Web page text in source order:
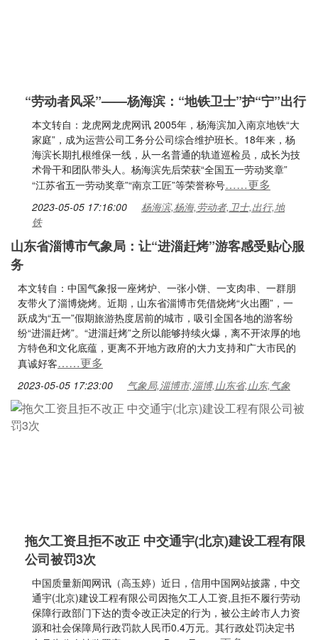
“劳动者风采”——杨海滨：“地铁卫士”护“宁”出行
本文转自：龙虎网龙虎网讯 2005年，杨海滨加入南京地铁“大
家庭”，成为运营公司工务分公司综合维护班长。18年来，杨
海滨长期扎根维保一线，从一名普通的轨道巡检员，成长为技
术骨干和团队带头人。杨海滨先后荣获“全国五一劳动奖章”
“江苏省五一劳动奖章”“南京工匠”等荣誉称号……更多
2023-05-05 17:16:00
杨海滨,杨海,劳动者,卫士,出行,地
铁
山东省淄博市气象局：让“进淄赶烤”游客感受贴心服
务
本文转自：中国气象报一座烤炉、一张小饼、一支肉串、一群朋
友带火了淄博烧烤。近期，山东省淄博市凭借烧烤“火出圈”，一
跃成为“五一”假期旅游热度居前的城市，吸引全国各地的游客纷
纷“进淄赶烤”。“进淄赶烤”之所以能够持续火爆，离不开浓厚的地
方特色和文化底蕴，更离不开地方政府的大力支持和广大市民的
真诚好客……更多
2023-05-05 17:23:00 气象局,淄博市,淄博,山东省,山东,气象
拖欠工资且拒不改正 中交通宇(北京)建设工程有限
公司被罚3次
中国质量新闻网讯（高玉婷）近日，信用中国网站披露，中交
通宇(北京)建设工程有限公司因拖欠工人工资,且拒不履行劳动
保障行政部门下达的责令改正决定的行为，被公主岭市人力资
源和社会保障局行政罚款人民币0.4万元。其行政处罚决定书